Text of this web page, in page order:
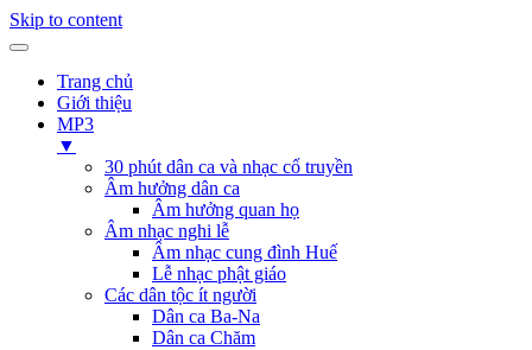
Skip to content
Trang chủ
Giới thiệu
MP3
▼
30 phút dân ca và nhạc cổ truyền
Âm hưởng dân ca
Âm hưởng quan họ
Âm nhạc nghi lễ
Âm nhạc cung đình Huế
Lễ nhạc phật giáo
Các dân tộc ít người
Dân ca Ba-Na
Dân ca Chăm